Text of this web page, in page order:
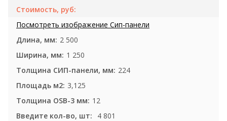
2 500
1 250
224
3,125
12
4 801